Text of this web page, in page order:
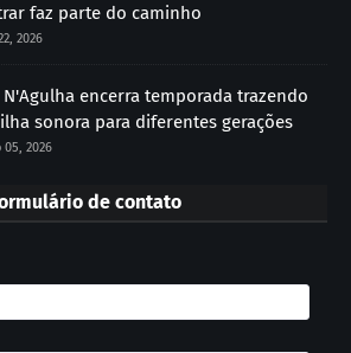
faz parte do caminho
2026
N'Agulha encerra temporada trazendo
sonora para diferentes gerações
05, 2026
de contato